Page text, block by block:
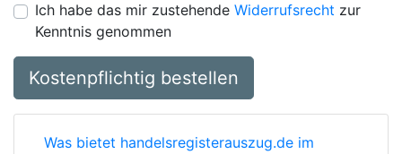
Ich habe das mir zustehende Widerrufsrecht zur
Kenntnis genommen
Kostenpflichtig bestellen
Was bietet handelsregisterauszug.de im